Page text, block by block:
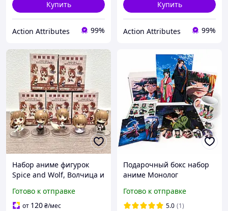
Купить
Action Attributes 99%
Купить
Action Attributes 99%
Набор аниме фигурок
Spice and Wolf, Волчица и
(SW 0007)
Готово к отправке
от 120₴/мес
Подарочный бокс набор
аниме Монолог
Hitorigoto)
Готово к отправке
5.0 (1)